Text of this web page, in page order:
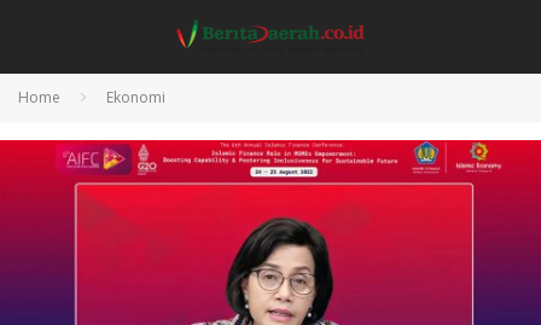
Home Ekonomi